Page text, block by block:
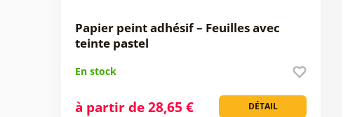
Papier peint adhésif – Feuilles avec
teinte pastel
En stock
DÉTAIL
à partir de 28,65 €